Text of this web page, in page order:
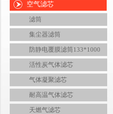
空气滤芯
滤筒
集尘器滤筒
防静电覆膜滤筒133*1000
活性炭气体滤芯
气体凝聚滤芯
耐高温气体滤芯
天燃气滤芯